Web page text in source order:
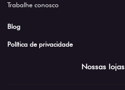
Trabalhe conosco
Blog
Política de privacidade
Nossas lojas